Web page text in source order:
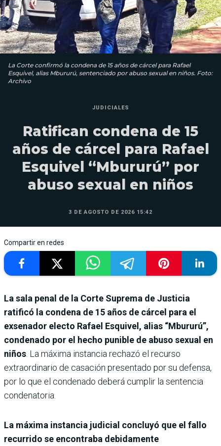
La Corte confirmó la condena de 15 años de cárcel para Rafael
Esquivel, alias Mbururú, sentenciado por abuso sexual en niños. Foto:
Archivo
JUDICIALES
Ratifican condena de 15
años de cárcel para Rafael
Esquivel “Mbururú” por
abuso sexual en niños
3 DE AGOSTO DE 2026 15:42
Compartir en redes
La sala penal de la Corte Suprema de Justicia
ratificó la condena de 15 años de cárcel para el
exsenador electo Rafael Esquivel, alias “Mbururú”,
condenado por el hecho punible de abuso sexual en
niños . La máxima instancia rechazó el recurso
extraordinario de casación presentado por su defensa,
por lo que el condenado deberá cumplir la sentencia
condenatoria.
La máxima instancia judicial concluyó que el fallo
recurrido se encontraba debidamente